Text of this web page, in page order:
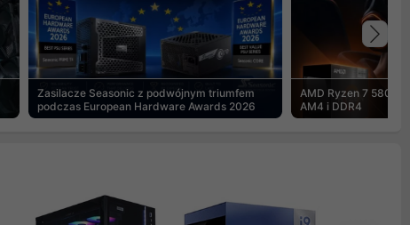
Zasilacze Seasonic z podwójnym triumfem
podczas European Hardware Awards 2026
AMD Ryzen 7
AM4 i DDR4